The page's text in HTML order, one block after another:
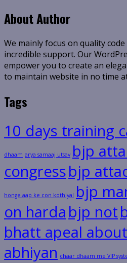
About Author
We mainly focus on quality
incredible support. Our
empower you to create an
to maintain website in no time
Tags
10 days training
dhaam arya samaaj utsav bjp
congressbjp
honge aap ke con kothiyal bjp
on harda bjp not
bhatt apeal
abhiyan chaar dhaam me VIP